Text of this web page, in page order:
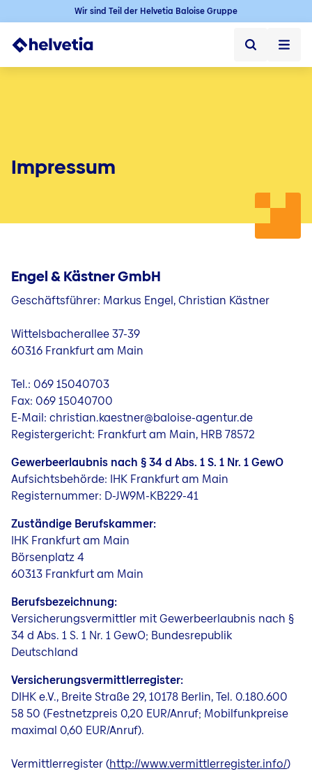
Wir sind Teil der Helvetia Baloise Gruppe
Über uns
Jobs
Impressum
Engel & Kästner GmbH
Geschäftsführer: Markus Engel, Christian Kästner
Wittelsbacherallee 37-39
60316 Frankfurt am Main
Tel.: 069 15040703
Fax: 069 15040700
E-Mail: christian.kaestner@baloise-agentur.de
Registergericht: Frankfurt am Main, HRB 78572
Gewerbeerlaubnis nach § 34 d Abs. 1 S. 1 Nr. 1 GewO
Aufsichtsbehörde: IHK Frankfurt am Main
Registernummer: D-JW9M-KB229-41
Zuständige Berufskammer:
IHK Frankfurt am Main
Börsenplatz 4
60313 Frankfurt am Main
Berufsbezeichnung:
Versicherungsvermittler mit Gewerbeerlaubnis nach §
34 d Abs. 1 S. 1 Nr. 1 GewO; Bundesrepublik
Deutschland
Versicherungsvermittlerregister:
DIHK e.V., Breite Straße 29, 10178 Berlin, Tel. 0.180.600
58 50 (Festnetzpreis 0,20 EUR/Anruf; Mobilfunkpreise
maximal 0,60 EUR/Anruf).
Vermittlerregister (http://www.vermittlerregister.info/)